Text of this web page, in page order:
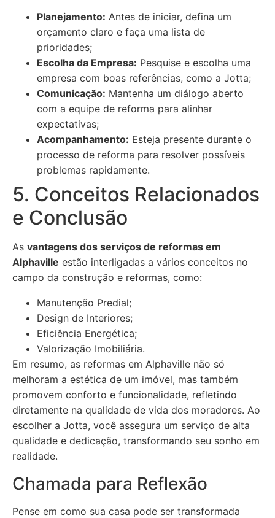
Planejamento: Antes de iniciar, defina um
orçamento claro e faça uma lista de
prioridades;
Escolha da Empresa: Pesquise e escolha uma
empresa com boas referências, como a Jotta;
Comunicação: Mantenha um diálogo aberto
com a equipe de reforma para alinhar
expectativas;
Acompanhamento: Esteja presente durante o
processo de reforma para resolver possíveis
problemas rapidamente.
5. Conceitos Relacionados
e Conclusão
As vantagens dos serviços de reformas em
Alphaville estão interligadas a vários conceitos no
campo da construção e reformas, como:
Manutenção Predial;
Design de Interiores;
Eficiência Energética;
Valorização Imobiliária.
Em resumo, as reformas em Alphaville não só
melhoram a estética de um imóvel, mas também
promovem conforto e funcionalidade, refletindo
diretamente na qualidade de vida dos moradores. Ao
escolher a Jotta, você assegura um serviço de alta
qualidade e dedicação, transformando seu sonho em
realidade.
Chamada para Reflexão
Pense em como sua casa pode ser transformada